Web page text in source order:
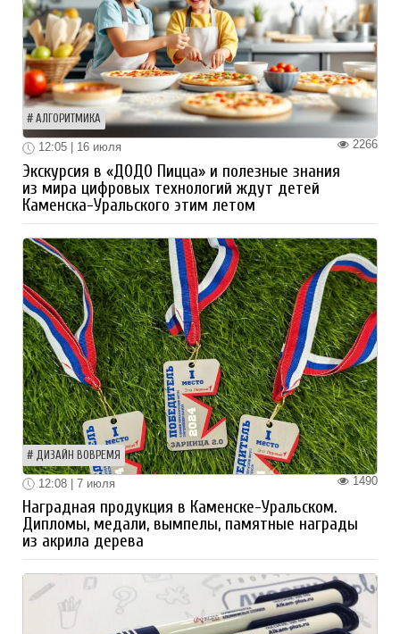
АЛГОРИТМИКА
2266
12:05 | 16 июля
Экскурсия в «ДОДО Пицца» и полезные знания
из мира цифровых технологий ждут детей
Каменска-Уральского этим летом
ДИЗАЙН ВОВРЕМЯ
1490
12:08 | 7 июля
Наградная продукция в Каменске-Уральском.
Дипломы, медали, вымпелы, памятные награды
из акрила дерева